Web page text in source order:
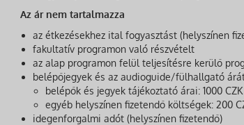
Az ár nem tartalmazza
az étkezésekhez ital fogyasztást (helyszínen
fakultatív programon való részvételt
az alap programon felül teljesítésre kerülő
belépőjegyek és az audioguide/fülhallgató
belépők és jegyek tájékoztató árai: 1000
egyéb helyszínen fizetendő költségek: 200
idegenforgalmi adót (helyszínen fizetendő)